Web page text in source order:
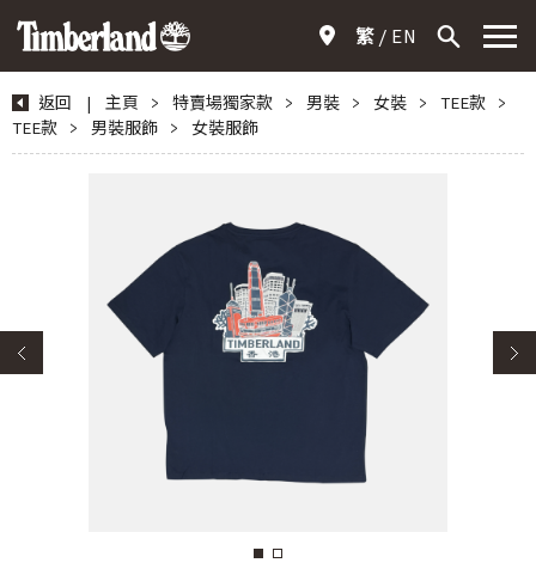
繁 EN
返回 | 主頁 > 特賣場獨家款 > 男裝 > 女裝 > TEE款
>
TEE款
> 男裝服飾 > 女裝服飾